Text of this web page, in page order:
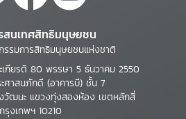
สนเทศสิทธิมนุษยชน
รรมการสิทธิมนุษยชนแห่งชาติ
เกียรติ 80 พรรษา 5 ธันวาคม 2550
ศาสนภักดี (อาคารบี) ชั้น 7
วัฒนะ แขวงทุ่งสองห้อง เขตหลักสี่
กรุงเทพฯ 10210